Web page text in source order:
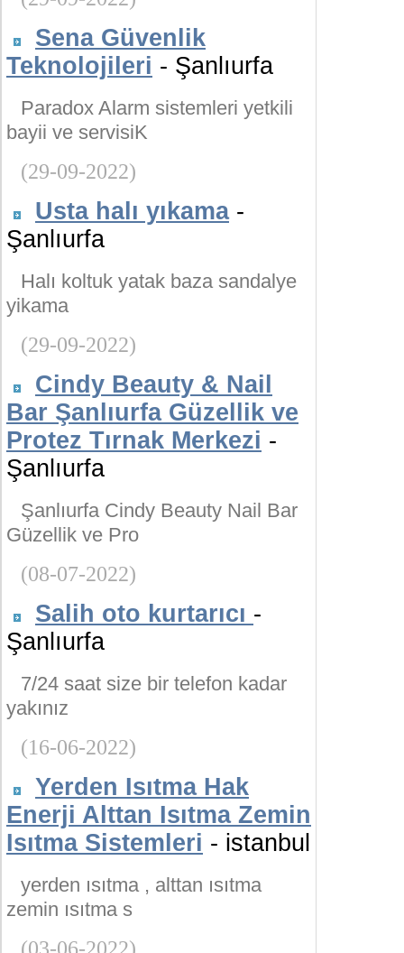
Sena Güvenlik
Teknolojileri - Şanlıurfa
Paradox Alarm sistemleri yetkili
bayii ve servisiK
(29-09-2022)
Usta halı yıkama-
Şanlıurfa
Halı koltuk yatak baza sandalye
yikama
(29-09-2022)
Cindy Beauty & Nail
Bar Şanlıurfa Güzellik ve
Protez Tırnak Merkezi -
Şanlıurfa
Şanlıurfa Cindy Beauty Nail Bar
Güzellik ve Pro
(08-07-2022)
Salih oto kurtarıcı -
Şanlıurfa
7/24 saat size bir telefon kadar
yakınız
(16-06-2022)
Yerden Isıtma Hak
Enerji Alttan Isıtma Zemin
Isıtma Sistemleri - istanbul
yerden ısıtma , alttan ısıtma
zemin ısıtma s
(03-06-2022)